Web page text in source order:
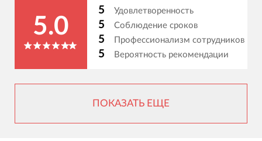
5.0
5 Удовлетворенность
5 Соблюдение сроков
5 Профессионализм сотрудников
5 Вероятность рекомендации
ПОКАЗАТЬ ЕЩЕ